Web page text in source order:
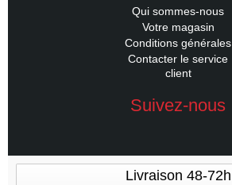
Qui sommes-nous
Votre magasin
Conditions générales
Contacter le service
client
Suivez-nous
Livraison 48-72h